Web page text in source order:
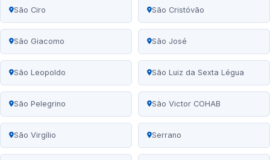
São Ciro São Cristóvão
São Giacomo São José
São Leopoldo São Luiz da Sexta Légua
São Pelegrino São Victor COHAB
São Virgílio Serrano